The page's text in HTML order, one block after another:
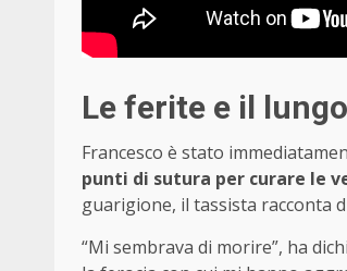
Le ferite e il
Francesco è stato
punti di sutura per curare le
guarigione, il tassista racconta
“Mi sembrava di morire”, ha